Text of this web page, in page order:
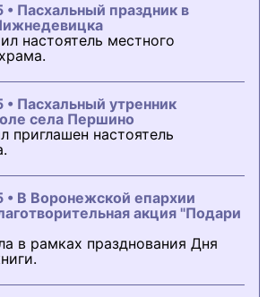
Пасхальный праздник в
настоятель местного
Пасхальный утренник
села Першино
приглашен настоятель
• В Воронежской епархии
акция "Подари
в рамках празднования Дня